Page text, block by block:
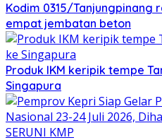
Kodim 0315/Tanjungpinang
empat jembatan beton
Produk IKM keripik tempe
Singapura